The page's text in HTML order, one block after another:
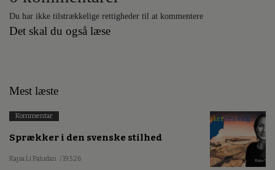
Du har ikke tilstrækkelige rettigheder til at kommentere
Det skal du også læse
Mest læste
Kommentar
Sprækker i den svenske stilhed
Kajsa Li Paludan / 19.5.26